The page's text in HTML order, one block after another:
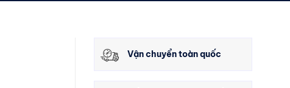
Vận chuyển toàn quốc